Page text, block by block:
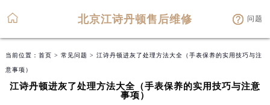
北京江诗丹顿售后维修 问题
当前位置： 首页 > 常见问题 > 江诗丹顿进灰了处理方法大全（手表保养的实用技巧与注
意事项）
江诗丹顿进灰了处理方法大全（手表保养的实用技巧与注意
事项）